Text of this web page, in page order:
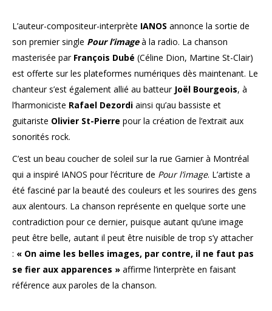
L’auteur-compositeur-interprète IANOS annonce la sortie de
son premier single Pour l’imageà la radio. La chanson
masterisée par François Dubé (Céline Dion, Martine St-Clair)
est offerte sur les plateformes numériques dès maintenant. Le
chanteur s’est également allié au batteur Joël Bourgeois, à
l’harmoniciste Rafael Dezordi ainsi qu’au bassiste et
guitariste Olivier St-Pierre pour la création de l’extrait aux
sonorités rock.
C’est un beau coucher de soleil sur la rue Garnier à Montréal
qui a inspiré IANOS pour l’écriture de Pour l’image. L’artiste a
été fasciné par la beauté des couleurs et les sourires des gens
aux alentours. La chanson représente en quelque sorte une
contradiction pour ce dernier, puisque autant qu’une image
peut être belle, autant il peut être nuisible de trop s’y attacher
: « On aime les belles images, par contre, il ne faut pas
se fier aux apparences » affirme l’interprète en faisant
référence aux paroles de la chanson.